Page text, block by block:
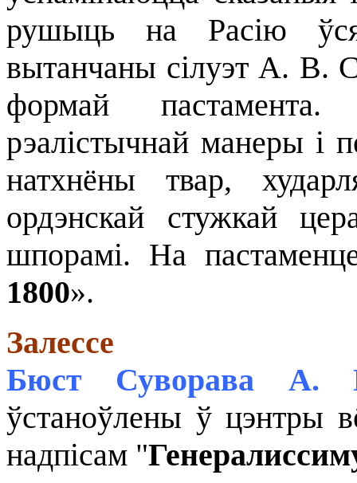
рушыць на Расію
вытанчаны сілуэт А. В.
формай
рэалістычнай манеры і
натхнёны твар,
ордэнскай стужкай
шпорамі. На
1800».
Залессе
Бюст Суворава А.
ўстаноўлены ў цэнтры
надпісам "